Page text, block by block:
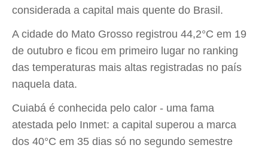
considerada a capital mais quente do Brasil.
A cidade do Mato Grosso registrou 44,2°C em 19
de outubro e ficou em primeiro lugar no ranking
das temperaturas mais altas registradas no país
naquela data.
Cuiabá é conhecida pelo calor - uma fama
atestada pelo Inmet: a capital superou a marca
dos 40°C em 35 dias só no segundo semestre